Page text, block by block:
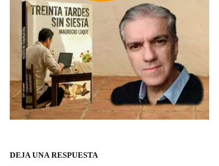
DEJA UNA RESPUESTA